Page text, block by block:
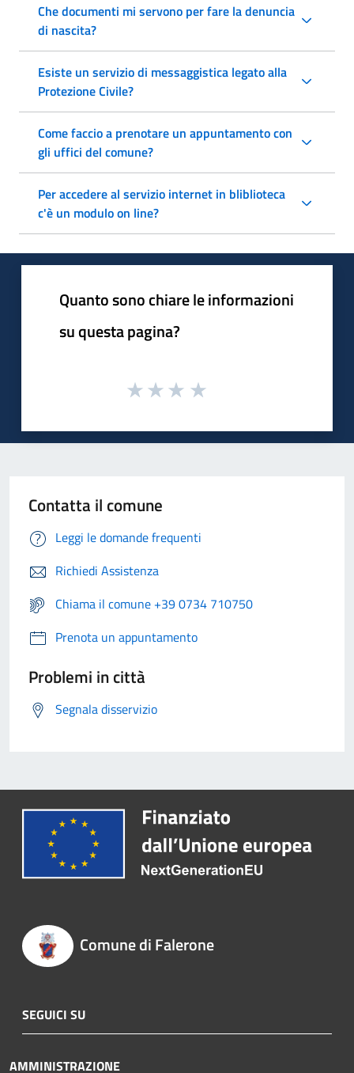
Che documenti mi servono per fare la denuncia
di nascita?
Esiste un servizio di messaggistica legato alla
Protezione Civile?
Come faccio a prenotare un appuntamento con
gli uffici del comune?
Per accedere al servizio internet in bliblioteca
c'è un modulo on line?
Quanto sono chiare le informazioni
su questa pagina?
Contatta il comune
Leggi le domande frequenti
Richiedi Assistenza
Chiama il comune +39 0734 710750
Prenota un appuntamento
Problemi in città
Segnala disservizio
Comune di Falerone
SEGUICI SU
AMMINISTRAZIONE